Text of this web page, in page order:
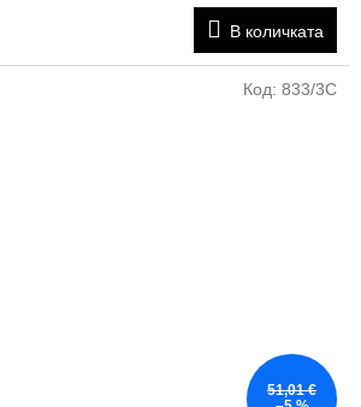
В количката
51,01 €
Код: 833/3C